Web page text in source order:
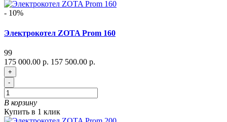
- 10%
Электрокотел ZOTA Prom 160
99
175 000.00 р. 157 500.00 р.
+
-
В корзину
Купить в 1 клик